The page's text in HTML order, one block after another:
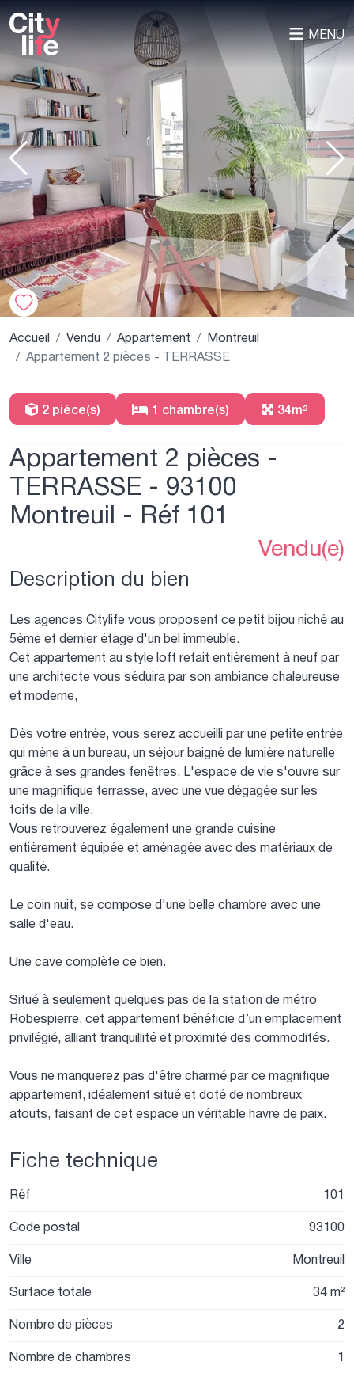
MENU
Accueil Vendu Appartement
Montreuil
Appartement 2 pièces - TERRASSE
2 pièce(s) 1 chambre(s) 34m²
Appartement 2 pièces -
TERRASSE - 93100
Montreuil - Réf 101
Vendu(e)
Description du bien
Les agences Citylife vous proposent ce petit bijou niché au
5ème et dernier étage d'un bel immeuble.
Cet appartement au style loft refait entièrement à neuf par
une architecte vous séduira par son ambiance chaleureuse
et moderne,
Dès votre entrée, vous serez accueilli par une petite entrée
qui mène à un bureau, un séjour baigné de lumière naturelle
grâce à ses grandes fenêtres. L'espace de vie s'ouvre sur
une magnifique terrasse, avec une vue dégagée sur les
toits de la ville.
Vous retrouverez également une grande cuisine
entièrement équipée et aménagée avec des matériaux de
qualité.
Le coin nuit, se compose d'une belle chambre avec une
salle d'eau.
Une cave complète ce bien.
Situé à seulement quelques pas de la station de métro
Robespierre, cet appartement bénéficie d’un emplacement
privilégié, alliant tranquillité et proximité des commodités.
Vous ne manquerez pas d'être charmé par ce magnifique
appartement, idéalement situé et doté de nombreux
atouts, faisant de cet espace un véritable havre de paix.
Fiche technique
Réf
101
Code postal
93100
Ville
Montreuil
Surface totale
34 m²
Nombre de pièces
2
Nombre de chambres
1